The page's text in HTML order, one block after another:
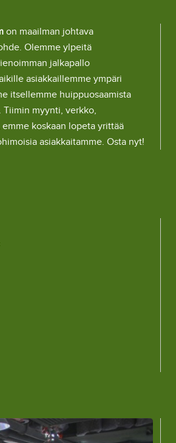
on maailman johtava
Olemme ylpeitä
jalkapallo
asiakkaillemme ympäri
itsellemme huippuosaamista
Tiimin myynti, verkko,
koskaan lopeta yrittää
asiakkaitamme. Osta nyt!